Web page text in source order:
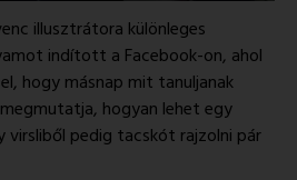
illusztrátora különleges
indított a Facebook-on, ahol
hogy másnap mit tanuljanak
hogyan lehet egy
pedig tacskót rajzolni pár